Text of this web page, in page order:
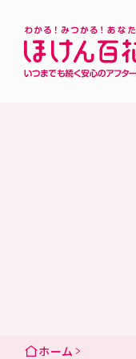
ホーム